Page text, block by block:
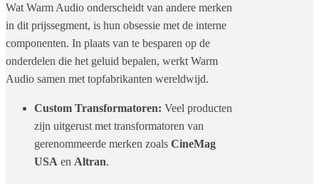
Wat Warm Audio onderscheidt van andere merken
in dit prijssegment, is hun obsessie met de interne
componenten. In plaats van te besparen op de
onderdelen die het geluid bepalen, werkt Warm
Audio samen met topfabrikanten wereldwijd.
Custom Transformatoren: Veel producten
zijn uitgerust met transformatoren van
gerenommeerde merken zoals CineMag
USA en Altran.